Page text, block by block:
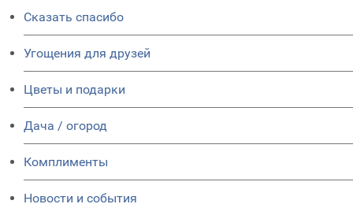
Сказать спасибо
Угощения для друзей
Цветы и подарки
Дача / огород
Комплименты
Новости и события